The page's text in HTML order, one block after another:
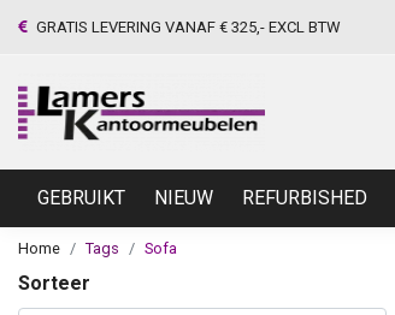
GRATIS LEVERING VANAF € 325,- EXCL BTW
GEBRUIKT NIEUW REFURBISHED
Home Tags Sofa
Sorteer